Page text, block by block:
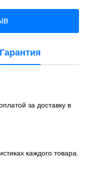
Гарантия
за доставку в
каждого товара.